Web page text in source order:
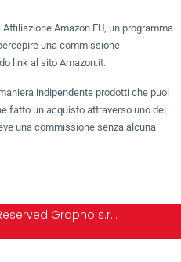
Amazon EU, un programma
una commissione
link al sito Amazon.it.
indipendente prodotti che puoi
fatto un acquisto attraverso uno dei
una commissione senza alcuna
Grapho s.r.l.